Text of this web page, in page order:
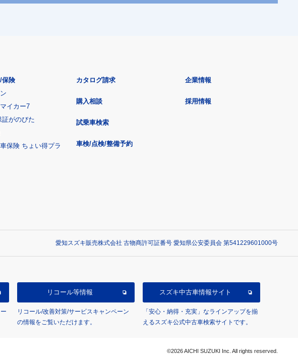
保険
イカー7
がのびた
保険 ちょい得プラ
カタログ請求
購入相談
試乗車検索
車検/点検/整備予約
企業情報
採用情報
愛知スズキ販売株式会社 古物商許可証番号 愛知県公安委員会 第541229601000号
リコール等情報
リコール/改善対策/サービスキャンペーン
の情報をご覧いただけます。
スズキ中古車情報サイト
「安心・納得・充実」なラインアップを揃
えるスズキ公式中古車検索サイトです。
©2026 AICHI SUZUKI Inc. All rights reserved.